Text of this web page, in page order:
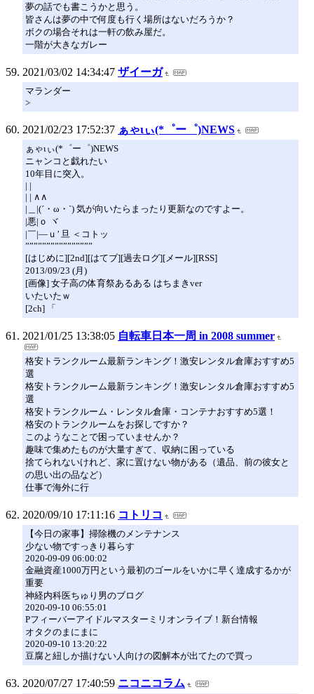
夢の話でも書こうかと思う。
皆さんは夢の中で何度も行く場所はないだろうか？
ボクの場合それは一軒の飲み屋だ。
一階が大きなガレー
2021/03/02 14:34:47 ザイーガ
マランダー
>
2021/02/23 17:52:37 ぁゃιぃ(*゜ー゜)NEWS
ぁゃιぃ(*゜ー゜)NEWS
ニャンコと戯れたい
10年目に突入。
| |
| | ∧∧
|＿|(´・ω・`) 気が向いたらまったり更新なのですよー。
|悪|ｏ ヾ
|￣|―ｕ’ 旦 ＜コトッ
””””””””””””””””
[はじめに][2nd][はてブ][過去ログ][メール][RSS]
2013/09/23 (月)
[画像] 女子高の体育祭あるある はちまきver
いたいたｗ
[2ch] 「
2021/01/25 13:38:05 自転車日本一周 in 2008 summer
格安トランクルーム最新ランキング！激安レンタル倉庫おすすめ5
選
格安トランクルーム最新ランキング！激安レンタル倉庫おすすめ5
選
格安トランクルーム・レンタル倉庫・コンテナおすすめ5選！
格安のトランクルームをお探しですか？
このようなことで困っていませんか？
趣味で集めたものが大量すぎて、収納に困っている
捨てられないけれど、家に置けない物がある（遺品、前の彼女と
の思い出の品など）
仕事で海外に行
2020/09/10 17:11:16 コトリコ
【今日の家事】掃除機のメンテナンス
少ない物ですっきり暮らす
2020-09-09 06:00:02
金融資産1000万円という最初のゴールをいかに早く達成するかが
重要
神経内科医ちゅり男のブログ
2020-09-10 06:55:01
Pフィーバーアイドルマスターミリオンライブ！新台情報
オタクのまにまに
2020-09-10 13:20:22
豆腐と紐しか描けない人向けの図解本が出てたので買っ
2020/07/27 17:40:59 ニコニコラム